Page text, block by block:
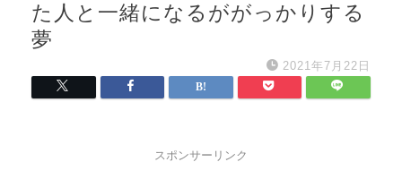
た人と一緒になるががっかりする
夢
2021年7月22日
スポンサーリンク